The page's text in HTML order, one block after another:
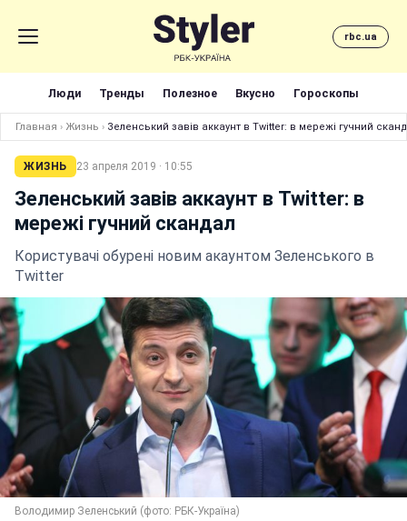
rbc.ua
Люди Тренды Полезное Вкусно Гороскопы
Главная › Жизнь › Зеленський завів аккаунт в Twitter: в мережі гучний
ЖИЗНЬ 23 апреля 2019 · 10:55
Зеленський завів аккаунт в Twitter: в
мережі гучний скандал
Користувачі обурені новим акаунтом Зеленського в
Twitter
Володимир Зеленський (фото: РБК-Україна)